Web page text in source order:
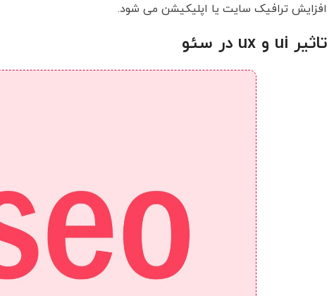
افزایش ترافیک سایت یا اپلیکیشن می شود.
تاثیر ui و ux در سئو